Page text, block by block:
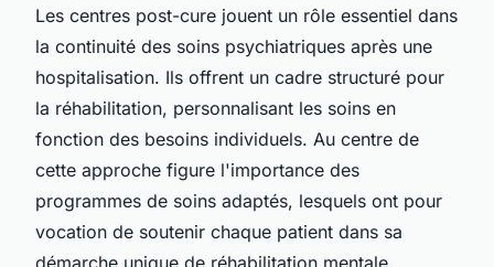
Les centres post-cure jouent un rôle essentiel dans
la continuité des soins psychiatriques après une
hospitalisation. Ils offrent un cadre structuré pour
la réhabilitation, personnalisant les soins en
fonction des besoins individuels. Au centre de
cette approche figure l'importance des
programmes de soins adaptés, lesquels ont pour
vocation de soutenir chaque patient dans sa
démarche unique de réhabilitation mentale.